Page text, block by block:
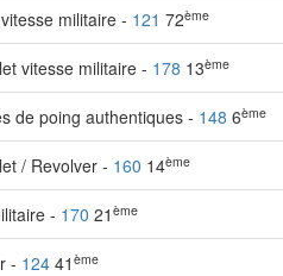
militaire - 121 72ème
vitesse militaire - 178 13ème
de poing authentiques - 148 6ème
/ Revolver - 160 14ème
- 170 21 ème
- 124 41 ème